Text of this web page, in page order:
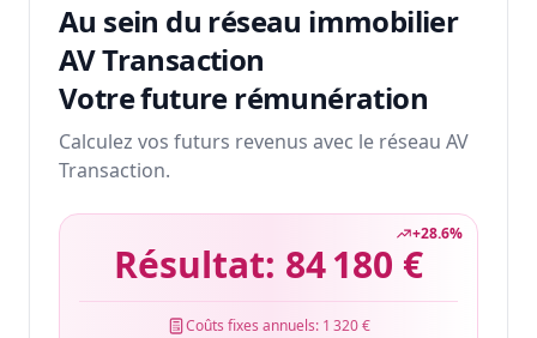
Au sein du réseau immobilier
AV Transaction
Votre future rémunération
Calculez vos futurs revenus avec le réseau AV
Transaction.
+28.6%
Résultat: 84 180 €
Coûts fixes annuels: 1 320 €